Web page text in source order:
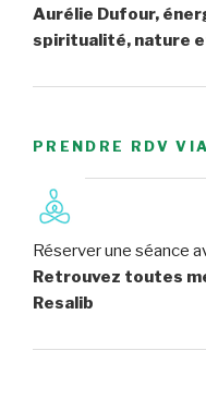
Aurélie Dufour,
spiritualité, nature
PRENDRE RDV
Réserver une séance
Retrouvez toutes
Resalib